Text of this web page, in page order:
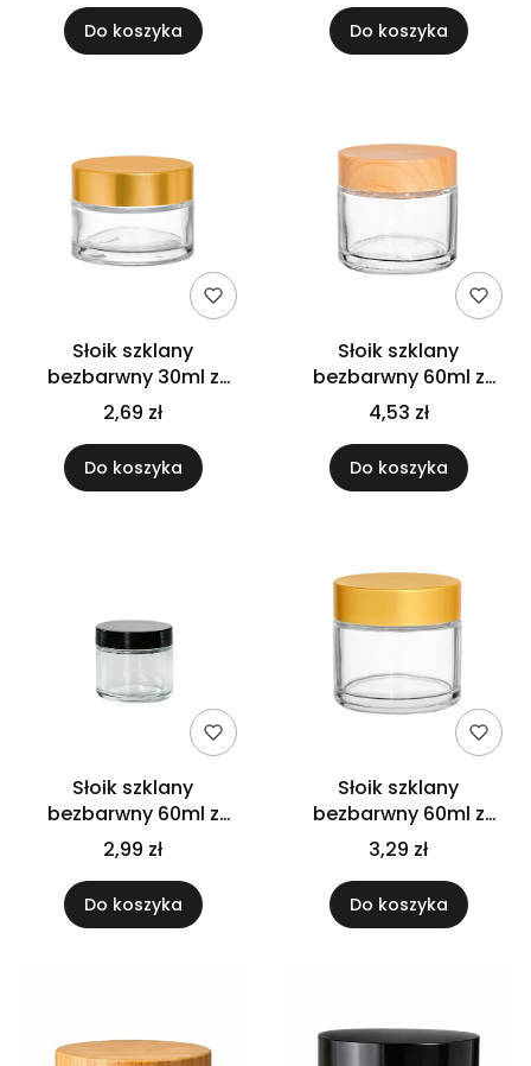
Do koszyka Do koszyka
Słoik szklany
bezbarwny 30ml z
nakrętką złotą
2,69 zł
Do koszyka
Słoik szklany
bezbarwny 60ml z
nakrętką bambusową
4,53 zł
Do koszyka
Słoik szklany
bezbarwny 60ml z
nakrętką czarną
2,99 zł
Do koszyka
Słoik szklany
bezbarwny 60ml z
nakrętką złotą
3,29 zł
Do koszyka